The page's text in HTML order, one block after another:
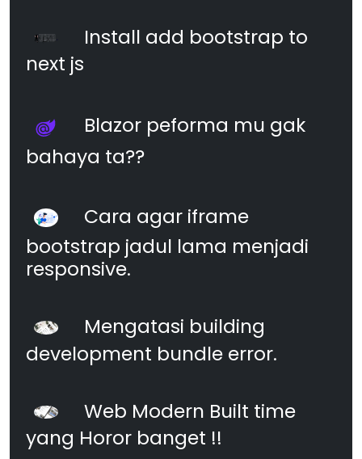
Install add bootstrap to
next js
Blazor peforma mu gak
bahaya ta??
Cara agar iframe
bootstrap jadul lama menjadi
responsive.
Mengatasi building
development bundle error.
Web Modern Built time
yang Horor banget !!